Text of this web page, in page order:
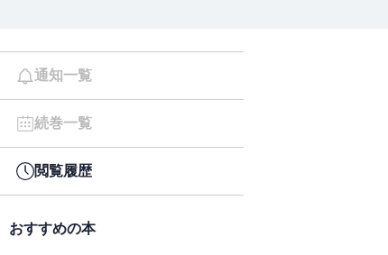
通知一覧
続巻一覧
閲覧履歴
おすすめの本